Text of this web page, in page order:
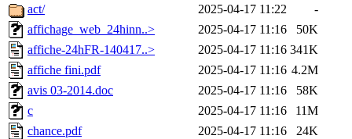
act/
2025-04-17 11:22
-
affichage_web_24hinn..>
2025-04-17 11:16
50K
affiche-24hFR-140417..>
2025-04-17 11:16 341K
affiche fini.pdf
2025-04-17 11:16 4.2M
avis 03-2014.doc
2025-04-17 11:16
58K
c
2025-04-17 11:16
11M
chance.pdf
2025-04-17 11:16
24K